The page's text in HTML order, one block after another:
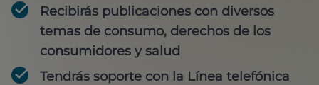
Recibirás publicaciones con diversos
temas de consumo, derechos de los
consumidores y salud
Tendrás soporte con la Línea telefónica